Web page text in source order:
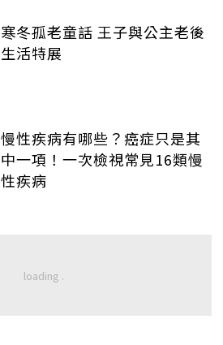
寒冬孤老童話 王子與公主老後
生活特展
慢性疾病有哪些？癌症只是其
中一項！一次檢視常見16類慢
性疾病